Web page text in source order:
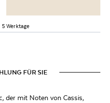
Werktage
FÜR SIE
der mit Noten von Cassis,